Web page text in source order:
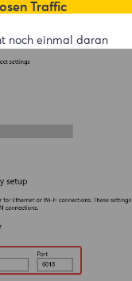
Traffic
noch einmal daran